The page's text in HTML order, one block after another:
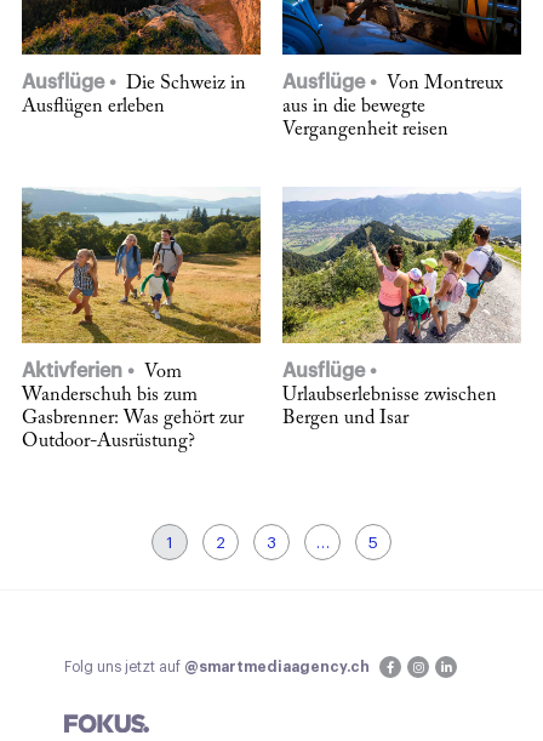
Ausflüge
Die Schweiz in
Ausflügen erleben
Ausflüge
Von Montreux
aus in die bewegte
Vergangenheit reisen
Aktivferien
Vom
Wanderschuh bis zum
Gasbrenner: Was gehört zur
Outdoor-Ausrüstung?
Ausflüge
Urlaubserlebnisse zwischen
Bergen und Isar
1 2 3 … 5
Folg uns jetzt auf @smartmediaagency.ch